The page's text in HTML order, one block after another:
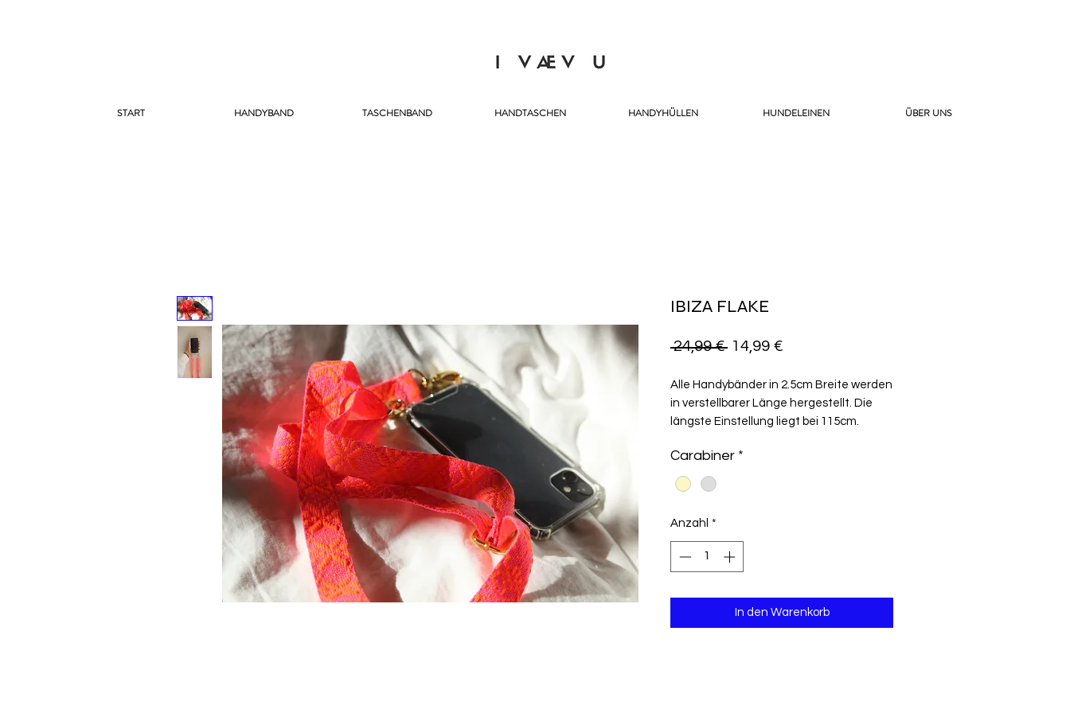
START HANDYBAND TASCHENBAND HANDTASCHEN HANDYHÜLLEN HUNDELEINEN ÜBER UNS
IBIZA FLAKE
24,99 € Standardpreis
14,99 €Sale-
Alle Handybänder in 2.5cm Breite werden
in verstellbarer Länge hergestellt. Die
längste Einstellung liegt bei 115cm.
Carabiner *
Anzahl *
In den Warenkorb